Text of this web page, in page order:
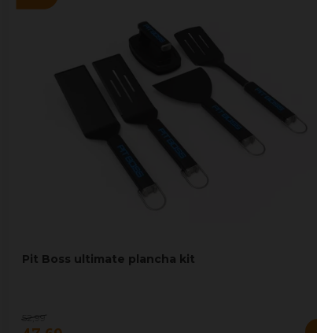
Pit Boss ultimate plancha kit
52 99